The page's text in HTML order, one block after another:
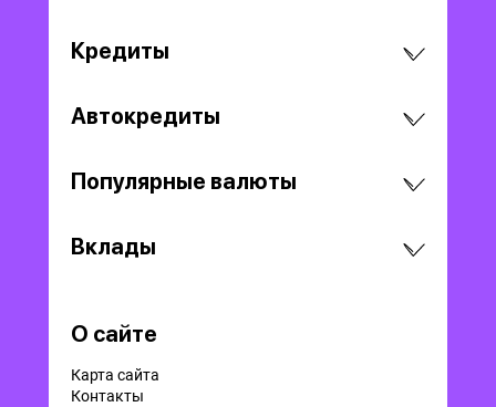
Кредиты
Автокредиты
Популярные валюты
Вклады
О сайте
Карта сайта
Контакты